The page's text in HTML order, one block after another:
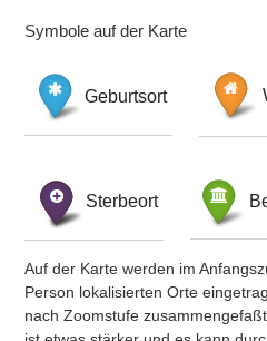
Symbole auf der Karte
Geburtsort
Sterbeort
Auf der Karte werden im
Person lokalisierten Orte
nach Zoomstufe